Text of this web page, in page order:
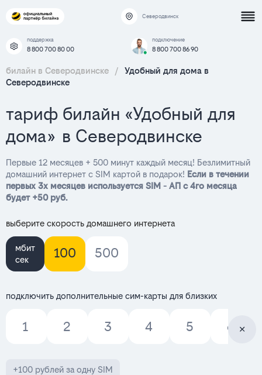
Северодвинск
поддержка
8 800 700 80 00
подключение
8 800 700 86 90
билайн в Северодвинске /
Удобный для дома в
Северодвинске
тариф билайн «Удобный для
дома» в Северодвинске
Первые 12 месяцев + 500 минут каждый месяц! Безлимитный
домашний интернет с SIM картой в подарок! Если в течении
первых 3х месяцев используется SIM - АП с 4го месяца
будет +50 руб.
выберите скорость домашнего интернета
мбит
сек
100 500
подключить дополнительные сим-карты для близких
1 2 3 4 5 6
+100 рублей за одну SIM